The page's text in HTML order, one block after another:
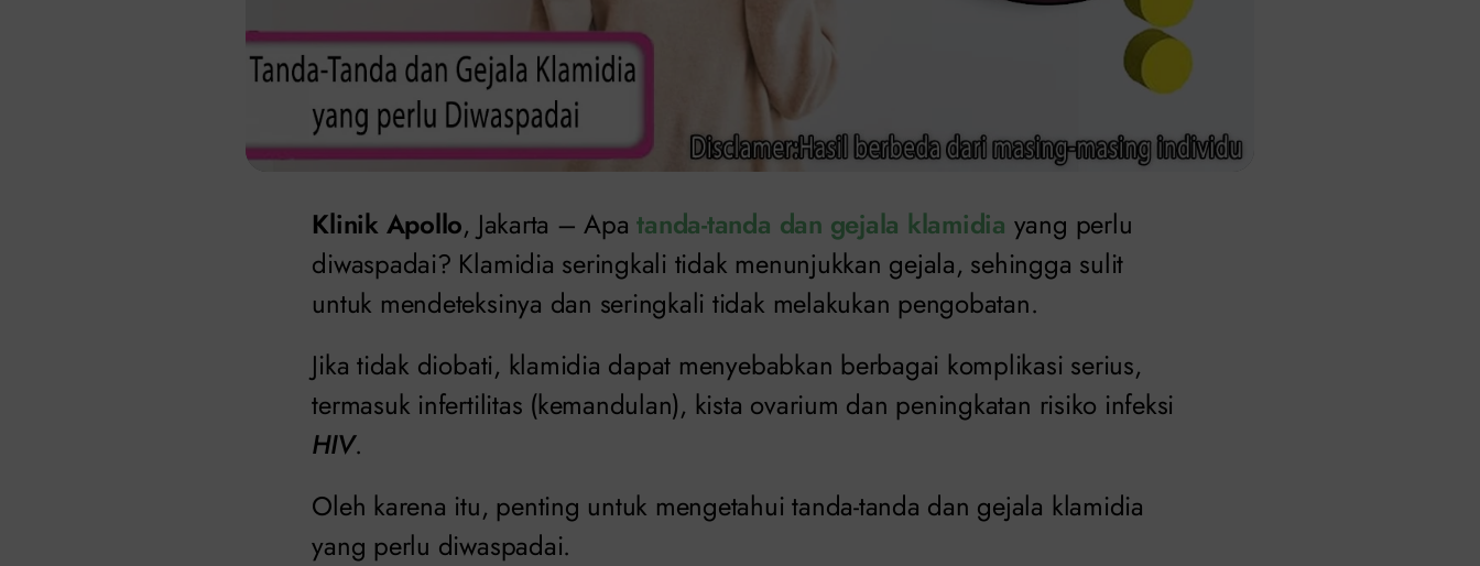
Klinik Apollo, Jakarta – Apatanda-tanda dan gejala klamidia yang perlu
diwaspadai? Klamidia seringkali tidak menunjukkan gejala, sehingga sulit
untuk mendeteksinya dan seringkali tidak melakukan pengobatan.
Jika tidak diobati, klamidia dapat menyebabkan berbagai komplikasi serius,
termasuk infertilitas (kemandulan), kista ovarium dan peningkatan risiko infeksi
HIV.
Oleh karena itu, penting untuk mengetahui tanda-tanda dan gejala klamidia
yang perlu diwaspadai.